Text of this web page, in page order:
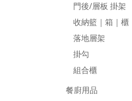
門後/層板 掛架
收納籃｜箱｜櫃
落地層架
掛勾
組合櫃
餐廚用品